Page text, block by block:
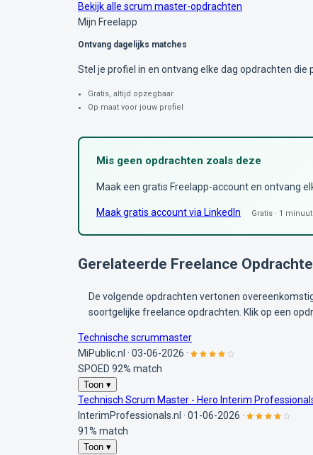
Bekijk alle scrum master-opdrachten
Mijn Freelapp
Ontvang dagelijks matches
Stel je profiel in en ontvang elke dag opdrachten die
Gratis, altijd opzegbaar
Op maat voor jouw profiel
Mis geen opdrachten zoals deze
Maak een gratis Freelapp-account en ontvang
Maak gratis account via LinkedIn Gratis · 1 minuut
Gerelateerde Freelance
De volgende opdrachten vertonen
soortgelijke freelance opdrachten. Klik op een
Technische scrummaster
MiPublic.nl · 03-06-2026 ·
SPOED 92% match
Toon ▾
Technisch Scrum Master - Hero Interim
InterimProfessionals.nl · 01-06-2026 ·
91% match
Toon ▾